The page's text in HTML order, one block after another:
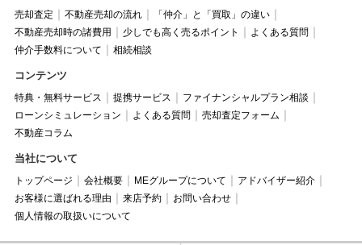
売却査定 不動産売却の流れ
「仲介」と「買取」の違い
不動産売却時の諸費用
少しでも高く売るポイント
よくある質問
仲介手数料について
相続相談
コンテンツ
特典・無料サービス 提携サービス
ファイナンシャルプラン相談
ローンシミュレーション
よくある質問
売却査定フォーム
不動産コラム
当社について
トップページ 会社概要 MEグループについて
アドバイザー紹介
お客様に選ばれる理由
来店予約
お問い合わせ
個人情報の取扱いについて